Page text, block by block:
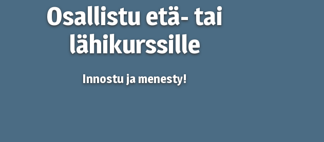
Osallistu etä- tai
lähikurssille
Innostu ja menesty!